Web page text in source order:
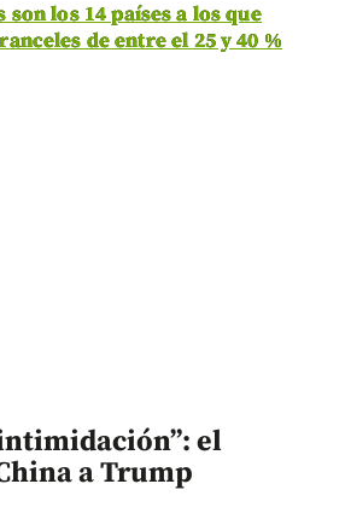
son los 14 países a los que
de entre el 25 y 40 %
el
a Trump